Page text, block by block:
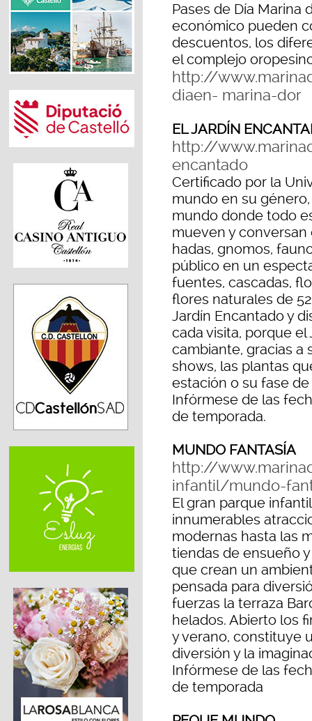
Pases de Día Marina
económico pueden
descuentos, los
el complejo
http://
diaen- marina-dor
EL JARDÍN
http://
encantado
Certificado por la
mundo en su
mundo donde todo
mueven y
hadas, gnomos,
público en un
fuentes, cascadas,
flores naturales de
Jardín Encantado y
cada visita, porque
cambiante, gracias a
shows, las plantas
estación o su fase de
Infórmese de las
de temporada.
MUNDO FANTASÍA
http://
infantil/mundo-
El gran parque
innumerables
modernas hasta las
tiendas de ensueño
que crean un
pensada para
fuerzas la terraza
helados. Abierto los
y verano, constituye
diversión y la
Infórmese de las
de temporada